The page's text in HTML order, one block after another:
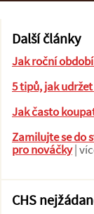
Další články
Jak roční
5 tipů, jak
Jak často
Zamilujte se do
pro nováčky|
CHS